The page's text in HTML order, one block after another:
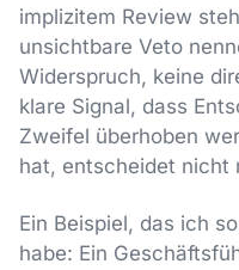
implizitem Review
unsichtbare Veto
Widerspruch, keine
klare Signal, dass
Zweifel überhoben
hat, entscheidet nicht
Ein Beispiel, das ich
habe: Ein